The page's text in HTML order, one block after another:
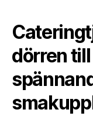
dörren